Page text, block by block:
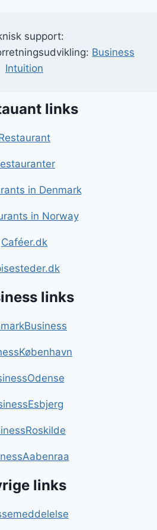
support:
Business
Intuition
links
in Denmark
in Norway
Caféer.dk
links
links